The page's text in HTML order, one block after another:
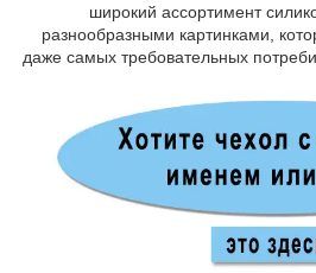
широкий ассортимент
разнообразными картинками,
даже самых